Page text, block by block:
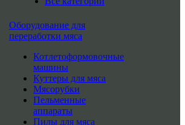
Оборудование для
переработки мяса
Котлетоформовочные
машины
Куттеры для мяса
Мясорубки
Пельменные
аппараты
Пилы для мяса